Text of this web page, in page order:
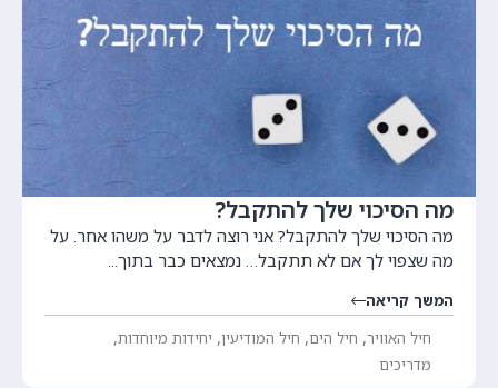
מה הסיכוי שלך להתקבל?
מה הסיכוי שלך להתקבל? אני רוצה לדבר על משהו אחר. על
מה שצפוי לך אם לא תתקבל… נמצאים כבר בתוך...
המשך קריאה
חיל האוויר, חיל הים, חיל המודיעין, יחידות מיוחדות,
מדריכים